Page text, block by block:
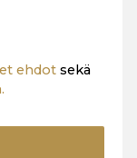
ehdotsekä